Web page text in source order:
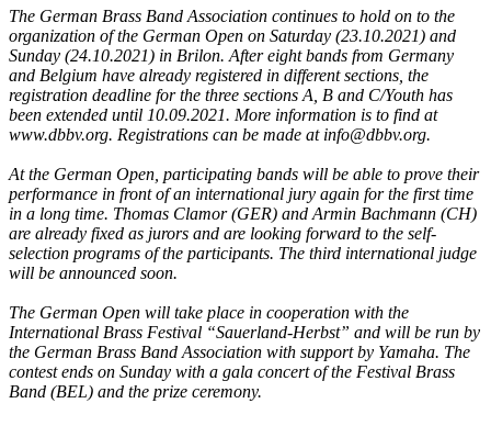
The German Brass Band Association continues to hold on to the
organization of the German Open on Saturday (23.10.2021) and
Sunday (24.10.2021) in Brilon. After eight bands from Germany
and Belgium have already registered in different sections, the
registration deadline for the three sections A, B and C/Youth has
been extended until 10.09.2021. More information is to find at
www.dbbv.org. Registrations can be made at info@dbbv.org.
At the German Open, participating bands will be able to prove their
performance in front of an international jury again for the first time
in a long time. Thomas Clamor (GER) and Armin Bachmann (CH)
are already fixed as jurors and are looking forward to the self-
selection programs of the participants. The third international judge
will be announced soon.
The German Open will take place in cooperation with the
International Brass Festival “Sauerland-Herbst” and will be run by
the German Brass Band Association with support by Yamaha. The
contest ends on Sunday with a gala concert of the Festival Brass
Band (BEL) and the prize ceremony.